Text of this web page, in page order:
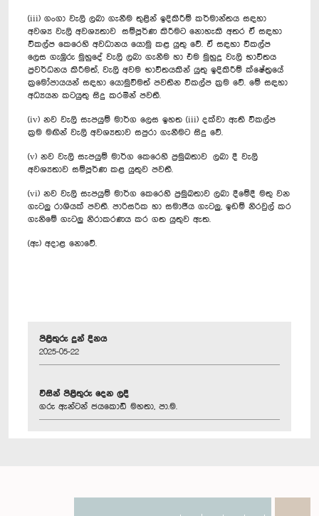
(iii) ගංගා වැලි ලබා ගැනීම තුළින් ඉදිකිරීම් කර්මාන්තය සඳහා
අවශ්‍ය වැලි අවශ්‍යතාව සම්පූර්ණ කිරීමට නොහැකි අතර ඒ සඳහා
විකල්ප කෙරෙහි අවධානය යොමු කළ යුතු වේ. ඒ සඳහා විකල්ප
ලෙස ගැඹුරු මුහුදේ වැලි ලබා ගැනීම හා එම මුහුදු වැලි භාවිතය
ප්‍රවර්ධනය කිරීමත්, වැලි අවම භාවිතයකින් යුතු ඉදිකිරීම් ක්ෂේත්‍රයේ
ක්‍රමෝපායයන් සඳහා යොමුවීමත් පවතින විකල්ප ක්‍රම වේ. මේ සඳහා
අධ්‍යයන කටයුතු සිදු කරමින් පවතී.
(iv) නව වැලි සැපයුම් මාර්ග ලෙස ඉහත (iii) දක්වා ඇති විකල්ප
ක්‍රම මඟින් වැලි අවශ්‍යතාව සපුරා ගැනීමට සිදු වේ.
(v) නව වැලි සැපයුම් මාර්ග කෙරෙහි ප්‍රමුඛතාව ලබා දී වැලි
අවශ්‍යතාව සම්පූර්ණ කළ යුතුව පවතී.
(vi) නව වැලි සැපයුම් මාර්ග කෙරෙහි ප්‍රමුඛතාව ලබා දීමේදී මතු වන
ගැටලු රාශියක් පවතී. පාරිසරික හා සමාජීය ගැටලු, ඉඩම් නිරවුල් කර
ගැනිමේ ගැටලු නිරාකරණය කර ගත යුතුව ඇත.
(ඇ) අදාළ නොවේ.
පිළිතුරු දුන් දිනය
2025-05-22
විසින් පිළිතුරු දෙන ලදී
ගරු ඇන්ටන් ජයකොඩි මහතා, පා.ම.